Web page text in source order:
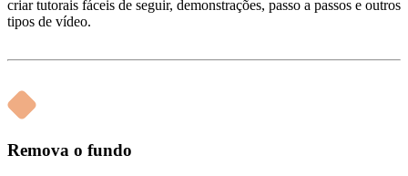
criar tutorais fáceis de seguir, demonstrações, passo a passos e outros
tipos de vídeo.
Remova o fundo